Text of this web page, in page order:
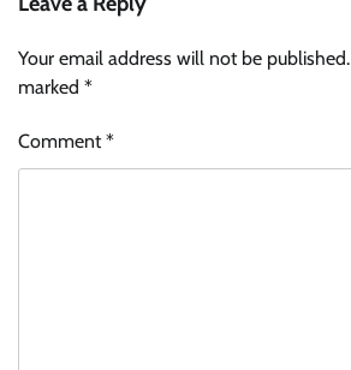
Your email address will not be published.
marked *
Comment*